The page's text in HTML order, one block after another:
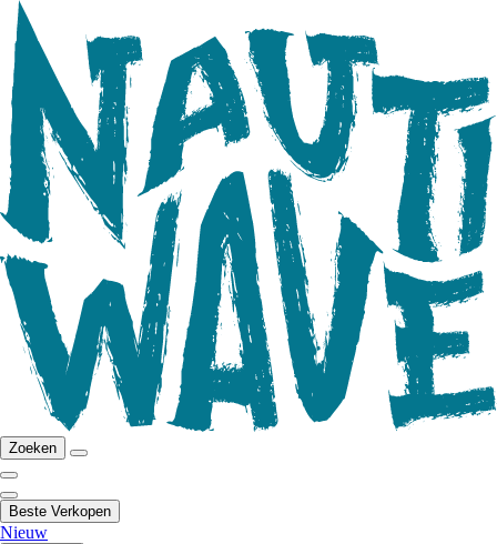
Zoeken
Beste Verkopen
Nieuw